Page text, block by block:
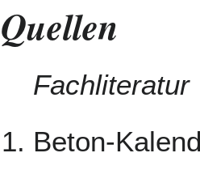
Quellen
Fachliteratur
Beton-